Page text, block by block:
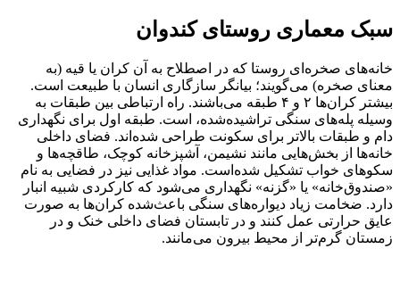
سبک معماری روستای کندوان
خانه‌های صخره‌ای روستا که در اصطلاح به آن کران یا قیه (به
معنای صخره) می‌گویند؛ بیانگر سازگاری انسان با طبیعت است.
بیشتر کران‌ها ۲ و ۴ طبقه می‌باشند. راه ارتباطی بین طبقات به
وسیله پله‌های سنگی تراشیده‌شده، است. طبقه اول برای نگهداری
دام و طبقات بالاتر برای سکونت طراحی شده‌اند. فضای داخلی
خانه‌ها از بخش‌هایی مانند نشیمن، آشپزخانه کوچک، طاقچه‌ها و
سکوهای خواب تشکیل شده‌است. مواد غذایی نیز در فضایی به نام
«صندوق‌خانه» یا «گزنه» نگهداری می‌شود که کارکردی شبیه انبار
دارد. ضخامت زیاد دیواره‌های سنگی باعث‌شده کران‌ها به صورت
عایق حرارتی عمل کنند و در تابستان فضای داخلی خنک و در
زمستان گرم‌تر از محیط بیرون می‌مانند.